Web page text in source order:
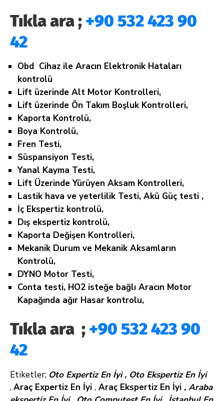
Tıkla ara ; +90 532 423 90
42
Obd Cihaz ile Aracın Elektronik Hataları
kontrolü
Lift üzerinde Alt Motor Kontrolleri,
Lift üzerinde Ön Takım Boşluk Kontrolleri,
Kaporta Kontrolü,
Boya Kontrolü,
Fren Testi,
Süspansiyon Testi,
Yanal Kayma Testi,
Lift Üzerinde Yürüyen Aksam Kontrolleri,
Lastik hava ve yeterlilik Testi, Akü Güç testi ,
İç Ekspertiz kontrolü,
Dış ekspertiz kontrolü,
Kaporta Değişen Kontrolleri,
Mekanik Durum ve Mekanik Aksamların
Kontrolü,
DYNO Motor Testi,
Conta testi, HO2 isteğe bağlı Aracın Motor
Kapağında ağır Hasar kontrolu,
Tıkla ara ; +90 532 423 90
42
Etiketler; Oto Expertiz En İyi , Oto Ekspertiz En İyi
,Araç Expertiz En İyi , Araç Ekspertiz En İyi , Araba